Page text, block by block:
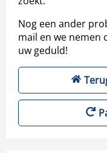
Nog een ander
mail en we nemen
uw geduld!